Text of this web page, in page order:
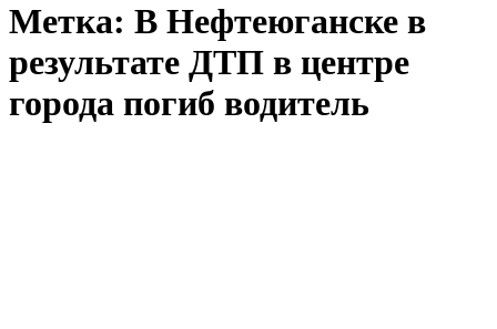
Метка: В Нефтеюганске в
результате ДТП в центре
города погиб водитель